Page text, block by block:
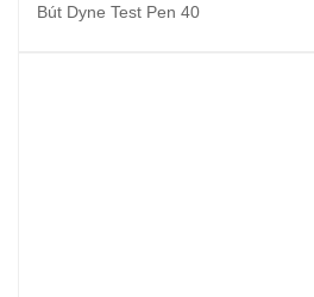
Bút Dyne Test Pen 40